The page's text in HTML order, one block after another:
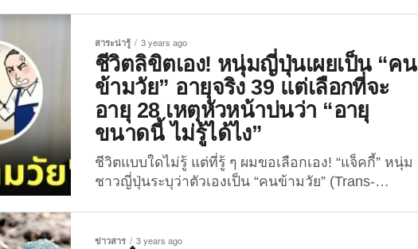
ราชบัณฑิตยสภาที่ประกาศให้ Clickbait ในภาษาไทย
คือ “พาดหัวยั่วให้คลิก” หรือทับศัพท์ว่า “คลิกเบต” ซึ่ง
พอคำดังกล่าวถูกเผยออกมาได้ไม่ถึงวัน ก็กลายเป็น
ประเด็นที่เหล่าชาวเน็ตให้ความสนใจกันไม่น้อยเลยที
เดียว โดยเมื่อวานนี้ (วันที่ 2 ตุลาคม 2023) ทางเพจ
Facebook...
สาระน่ารู้ 3 years ago
ชีวิตลิขิตเอง! หนุ่มญี่ปุ่นเผยเป็น “คน
ข้ามวัย” อายุจริง 39 แต่เลือกที่จะ
อายุ 28 เหตุหัวหน้าบ่นว่า “อายุ
ขนาดนี้ ไม่รู้ได้ไง”
ชีวิตแบบใดไม่รู้ แต่ที่รู้ ๆ ผมขอเลือกเอง! “แจ็คกี้” หนุ่ม
ชาวญี่ปุ่นระบุว่าตัวเองเป็น “คนข้ามวัย” (Trans-
หวัดเกียวโตที่มีชื่อว่า “แจ็คกี้” คนนี้ กลายเป็นไวรัลขึ้น
ข่าวสาร 3 years ago